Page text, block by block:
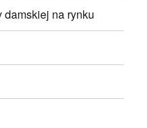
na rynku